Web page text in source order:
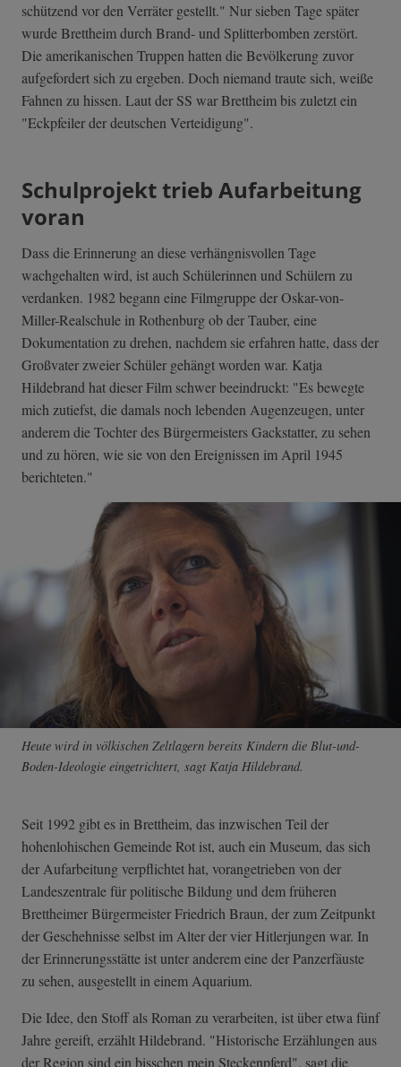
schützend vor den Verräter gestellt." Nur sieben Tage später
wurde Brettheim durch Brand- und Splitterbomben zerstört.
Die amerikanischen Truppen hatten die Bevölkerung zuvor
aufgefordert sich zu ergeben. Doch niemand traute sich, weiße
Fahnen zu hissen. Laut der SS war Brettheim bis zuletzt ein
"Eckpfeiler der deutschen Verteidigung".
Schulprojekt trieb Aufarbeitung
voran
Dass die Erinnerung an diese verhängnisvollen Tage
wachgehalten wird, ist auch Schülerinnen und Schülern zu
verdanken. 1982 begann eine Filmgruppe der Oskar-von-
Miller-Realschule in Rothenburg ob der Tauber, eine
Dokumentation zu drehen, nachdem sie erfahren hatte, dass der
Großvater zweier Schüler gehängt worden war. Katja
Hildebrand hat dieser Film schwer beeindruckt: "Es bewegte
mich zutiefst, die damals noch lebenden Augenzeugen, unter
anderem die Tochter des Bürgermeisters Gackstatter, zu sehen
und zu hören, wie sie von den Ereignissen im April 1945
berichteten."
Heute wird in völkischen Zeltlagern bereits Kindern die Blut-und-
Boden-Ideologie eingetrichtert, sagt Katja Hildebrand.
Seit 1992 gibt es in Brettheim, das inzwischen Teil der
hohenlohischen Gemeinde Rot ist, auch ein Museum, das sich
der Aufarbeitung verpflichtet hat, vorangetrieben von der
Landeszentrale für politische Bildung und dem früheren
Brettheimer Bürgermeister Friedrich Braun, der zum Zeitpunkt
der Geschehnisse selbst im Alter der vier Hitlerjungen war. In
der Erinnerungsstätte ist unter anderem eine der Panzerfäuste
zu sehen, ausgestellt in einem Aquarium.
Die Idee, den Stoff als Roman zu verarbeiten, ist über etwa fünf
Jahre gereift, erzählt Hildebrand. "Historische Erzählungen aus
der Region sind ein bisschen mein Steckenpferd", sagt die